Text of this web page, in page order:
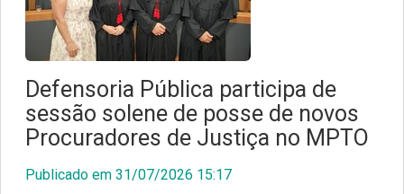
Defensoria Pública participa de
sessão solene de posse de novos
Procuradores de Justiça no MPTO
Publicado em 31/07/2026 15:17